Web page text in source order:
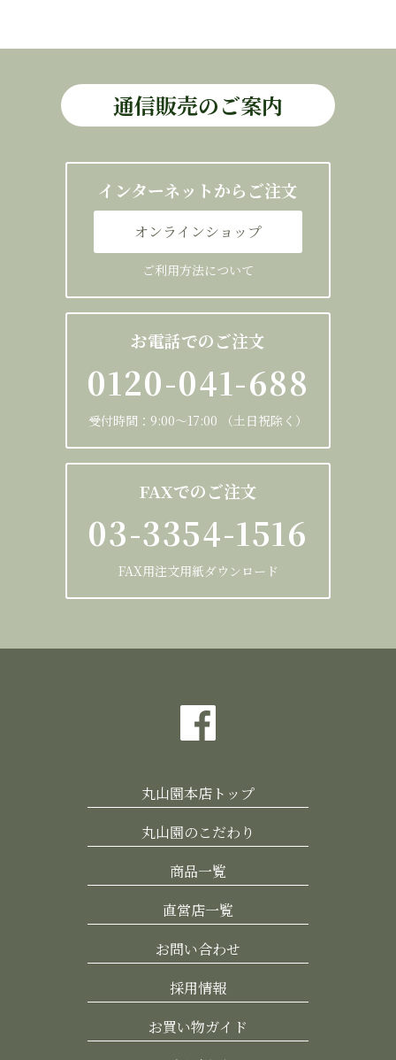
通信販売のご案内
インターネットからご注文
オンラインショップ
ご利用方法について
お電話でのご注文
0120-041-688
受付時間：9:00～17:00 （土日祝除く）
FAXでのご注文
03-3354-1516
FAX用注文用紙ダウンロード
丸山園本店トップ
丸山園のこだわり
商品一覧
直営店一覧
お問い合わせ
採用情報
お買い物ガイド